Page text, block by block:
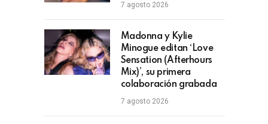
7 agosto 2026
Madonna y Kylie
Minogue editan ‘Love
Sensation (Afterhours
Mix)’, su primera
colaboración grabada
7 agosto 2026